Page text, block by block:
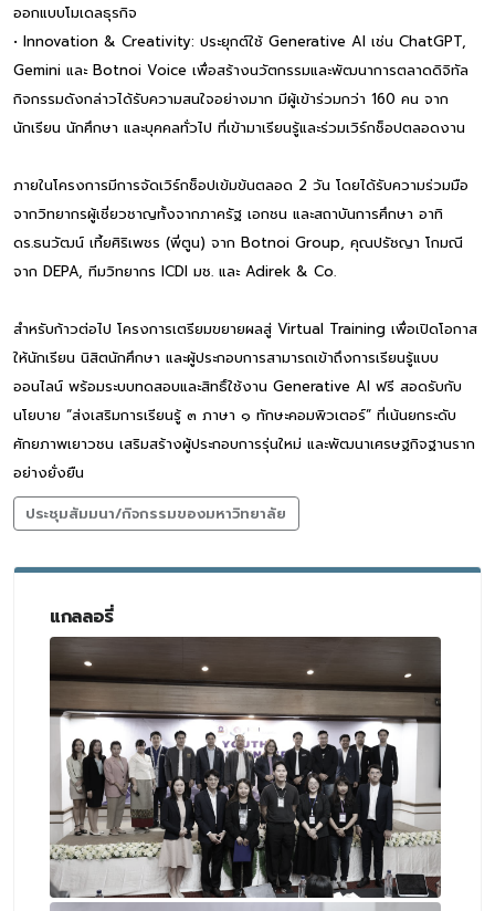
ออกแบบโมเดลธุรกิจ
• Innovation & Creativity: ประยุกต์ใช้ Generative AI เช่น ChatGPT,
Gemini และ Botnoi Voice เพื่อสร้างนวัตกรรมและพัฒนาการตลาดดิจิทัล
กิจกรรมดังกล่าวได้รับความสนใจอย่างมาก มีผู้เข้าร่วมกว่า 160 คน จาก
นักเรียน นักศึกษา และบุคคลทั่วไป ที่เข้ามาเรียนรู้และร่วมเวิร์กช็อปตลอดงาน
ภายในโครงการมีการจัดเวิร์กช็อปเข้มข้นตลอด 2 วัน โดยได้รับความร่วมมือ
จากวิทยากรผู้เชี่ยวชาญทั้งจากภาครัฐ เอกชน และสถาบันการศึกษา อาทิ
ดร.ธนวัฒน์ เที้ยศิริเพชร (พี่ตูน) จาก Botnoi Group, คุณปรัชญา โกมณี
จาก DEPA, ทีมวิทยากร ICDI มช. และ Adirek & Co.
สำหรับก้าวต่อไป โครงการเตรียมขยายผลสู่ Virtual Training เพื่อเปิดโอกาส
ให้นักเรียน นิสิตนักศึกษา และผู้ประกอบการสามารถเข้าถึงการเรียนรู้แบบ
ออนไลน์ พร้อมระบบทดสอบและสิทธิ์ใช้งาน Generative AI ฟรี สอดรับกับ
นโยบาย “ส่งเสริมการเรียนรู้ ๓ ภาษา ๑ ทักษะคอมพิวเตอร์” ที่เน้นยกระดับ
ศักยภาพเยาวชน เสริมสร้างผู้ประกอบการรุ่นใหม่ และพัฒนาเศรษฐกิจฐานราก
อย่างยั่งยืน
ประชุมสัมมนา/กิจกรรมของมหาวิทยาลัย
แกลลอรี่